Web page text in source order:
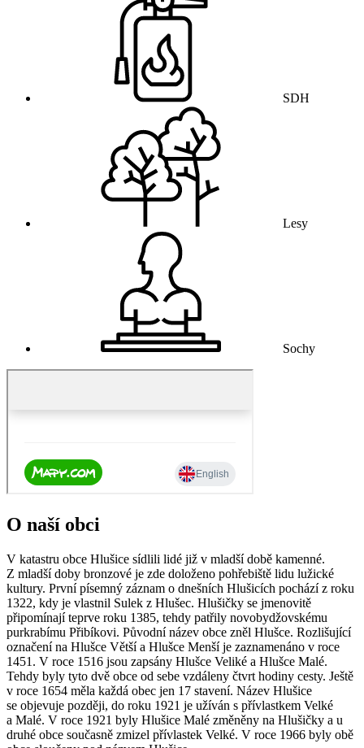
SDH
Lesy
Sochy
O naší obci
V katastru obce Hlušice sídlili lidé již v mladší době kamenné.
Z mladší doby bronzové je zde doloženo pohřebiště lidu lužické
kultury. První písemný záznam o dnešních Hlušicích pochází z roku
1322, kdy je vlastnil Sulek z Hlušec. Hlušičky se jmenovitě
připomínají teprve roku 1385, tehdy patřily novobydžovskému
purkrabímu Přibíkovi. Původní název obce zněl Hlušce. Rozlišující
označení na Hlušce Větší a Hlušce Menší je zaznamenáno v roce
1451. V roce 1516 jsou zapsány Hlušce Veliké a Hlušce Malé.
Tehdy byly tyto dvě obce od sebe vzdáleny čtvrt hodiny cesty. Ještě
v roce 1654 měla každá obec jen 17 stavení. Název Hlušice
se objevuje později, do roku 1921 je užíván s přívlastkem Velké
a Malé. V roce 1921 byly Hlušice Malé změněny na Hlušičky a u
druhé obce současně zmizel přívlastek Velké. V roce 1966 byly obě